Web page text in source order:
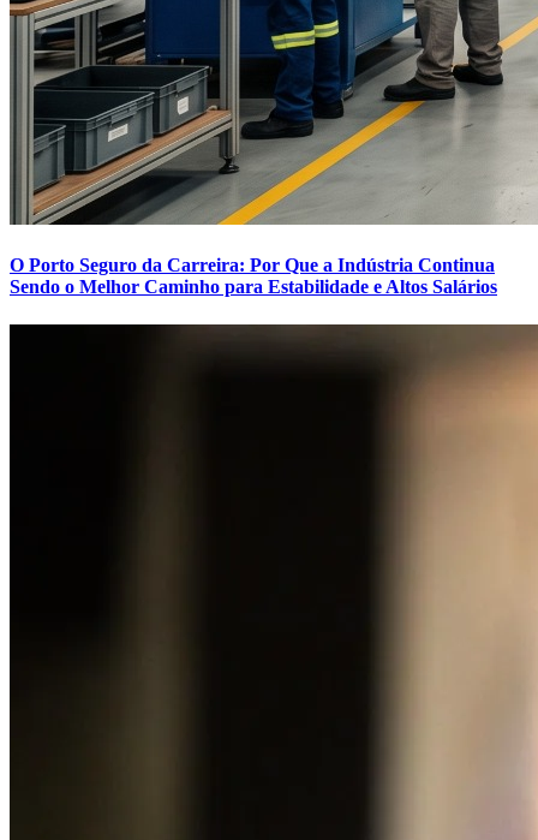
O Porto Seguro da Carreira: Por Que a Indústria Continua
Sendo o Melhor Caminho para Estabilidade e Altos Salários